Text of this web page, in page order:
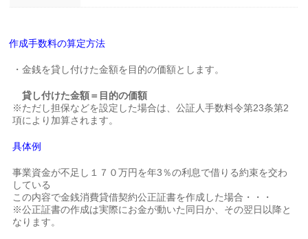
作成手数料の算定方法
・金銭を貸し付けた金額を目的の価額とします。
貸し付けた金額＝目的の価額
※ただし担保などを設定した場合は、公証人手数料令第23条第2
項により加算されます。
具体例
事業資金が不足し１７０万円を年3％の利息で借りる約束を交わ
している
この内容で金銭消費貸借契約公正証書を作成した場合・・・
※公正証書の作成は実際にお金が動いた同日か、その翌日以降と
なります。